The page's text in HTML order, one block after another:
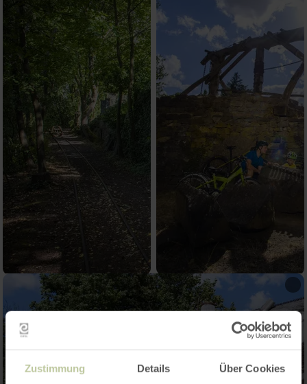
Zustimmung Details Über Cookies